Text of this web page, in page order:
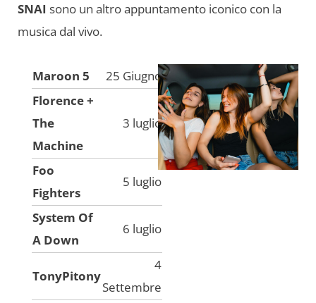
SNAI sono un altro appuntamento iconico con la
musica dal vivo.
Maroon 5
25 Giugno
Florence +
The
Machine
3 luglio
Foo
Fighters
5 luglio
System Of
A Down
6 luglio
TonyPitony
4
Settembre